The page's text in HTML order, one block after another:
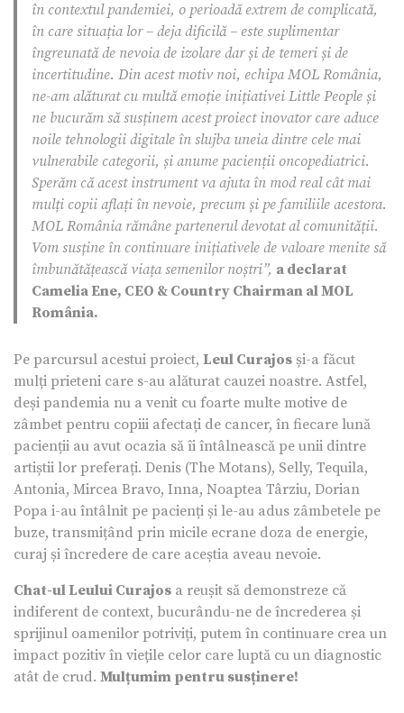
în contextul pandemiei, o perioadă extrem de complicată,
în care situația lor – deja dificilă – este suplimentar
îngreunată de nevoia de izolare dar și de temeri și de
incertitudine. Din acest motiv noi, echipa MOL România,
ne-am alăturat cu multă emoție inițiativei Little People și
ne bucurăm să susținem acest proiect inovator care aduce
noile tehnologii digitale în slujba uneia dintre cele mai
vulnerabile categorii, și anume pacienții oncopediatrici.
Sperăm că acest instrument va ajuta în mod real cât mai
mulți copii aflați în nevoie, precum și pe familiile acestora.
MOL România rămâne partenerul devotat al comunității.
Vom susține în continuare inițiativele de valoare menite să
îmbunătățească viața semenilor noștri”, a declarat
Camelia Ene, CEO & Country Chairman al MOL
România.
Pe parcursul acestui proiect, Leul Curajos și-a făcut
mulți prieteni care s-au alăturat cauzei noastre. Astfel,
deși pandemia nu a venit cu foarte multe motive de
zâmbet pentru copiii afectați de cancer, în fiecare lună
pacienții au avut ocazia să îi întâlnească pe unii dintre
artiștii lor preferați. Denis (The Motans), Selly, Tequila,
Antonia, Mircea Bravo, Inna, Noaptea Târziu, Dorian
Popa i-au întâlnit pe pacienți și le-au adus zâmbetele pe
buze, transmițând prin micile ecrane doza de energie,
curaj și încredere de care aceștia aveau nevoie.
Chat-ul Leului Curajos a reușit să demonstreze că
indiferent de context, bucurându-ne de încrederea și
sprijinul oamenilor potriviți, putem în continuare crea un
impact pozitiv în viețile celor care luptă cu un diagnostic
atât de crud. Mulțumim pentru susținere!